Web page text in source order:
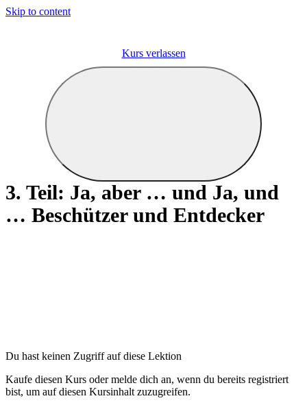
Skip to content
Kurs verlassen
3. Teil: Ja, aber … und Ja, und
… Beschützer und Entdecker
Du hast keinen Zugriff auf diese Lektion
Kaufe diesen Kurs oder melde dich an, wenn du bereits registriert
bist, um auf diesen Kursinhalt zuzugreifen.